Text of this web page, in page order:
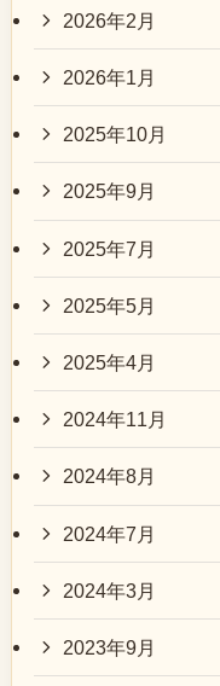
2026年2月
2026年1月
2025年10月
2025年9月
2025年7月
2025年5月
2025年4月
2024年11月
2024年8月
2024年7月
2024年3月
2023年9月